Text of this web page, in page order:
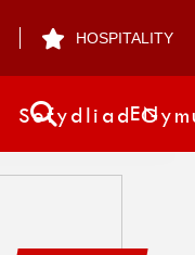
HOSPITALITY
SefydliadEN